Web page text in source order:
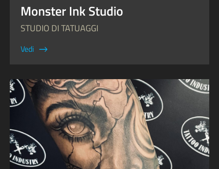
Monster Ink Studio
STUDIO DI TATUAGGI
Vedi